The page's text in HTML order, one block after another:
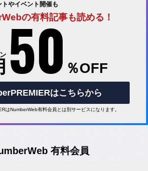
やイベント開催も
の有料記事も読める！
50 ％OFF
はこちらから
はNumberWeb有料会員とは別サービスになります。
有料会員